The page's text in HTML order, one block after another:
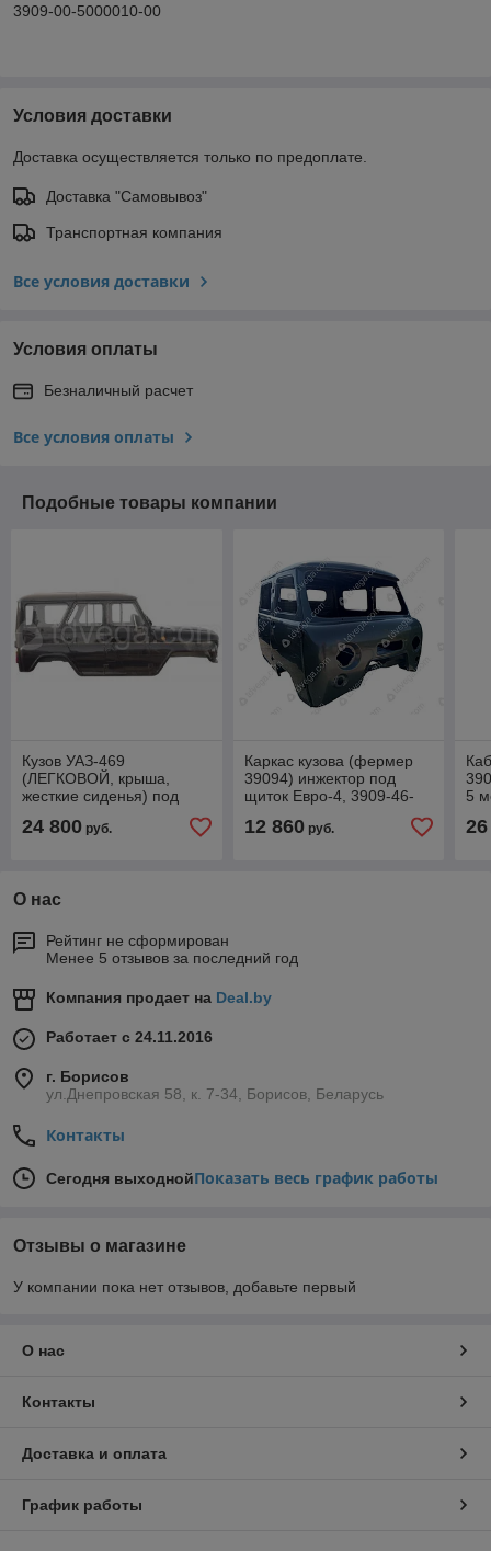
3909-00-5000010-00
Условия доставки
Доставка осуществляется только по предоплате.
Доставка "Самовывоз"
Транспортная компания
Все условия доставки
Условия оплаты
Безналичный расчет
Все условия оплаты
Подобные товары компании
Кузов УАЗ-469
(ЛЕГКОВОЙ, крыша,
жесткие сиденья) под
5000008-85
24 800 руб.
Каркас кузова (фермер
39094) инжектор под
щиток Евро-4, 3909-46-
12 860руб.
5
О нас
Рейтинг не сформирован
Менее 5 отзывов за последний год
Компания продает на Deal.by
Работает с 24.11.2016
г. Борисов
ул.Днепровская 58, к. 7-34, Борисов, Беларусь
Контакты
Сегодня выходнойПоказать весь график работы
Отзывы о магазине
У компании пока нет отзывов, добавьте первый
О нас
Контакты
Доставка и оплата
График работы